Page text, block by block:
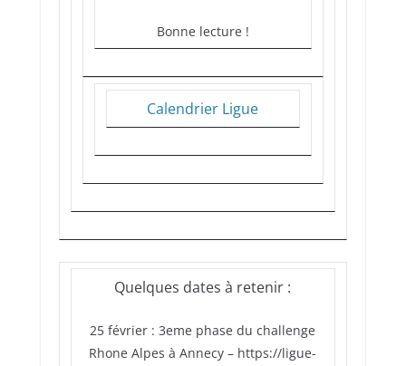
Bonne lecture !
Calendrier Ligue
Quelques dates à retenir :
25 février : 3eme phase du challenge
Rhone Alpes à Annecy – https://ligue-